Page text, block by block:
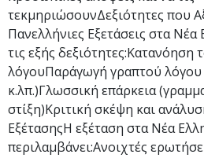
τεκμηριώσουνΔεξιότητες που
Πανελλήνιες Εξετάσεις στα Νέα
τις εξής δεξιότητες:Κατανόηση
λόγουΠαράγωγή γραπτού λόγου
κ.λπ.)Γλωσσική επάρκεια
στίξη)Κριτική σκέψη και
ΕξέτασηςΗ εξέταση στα Νέα
περιλαμβάνει:Ανοιχτές